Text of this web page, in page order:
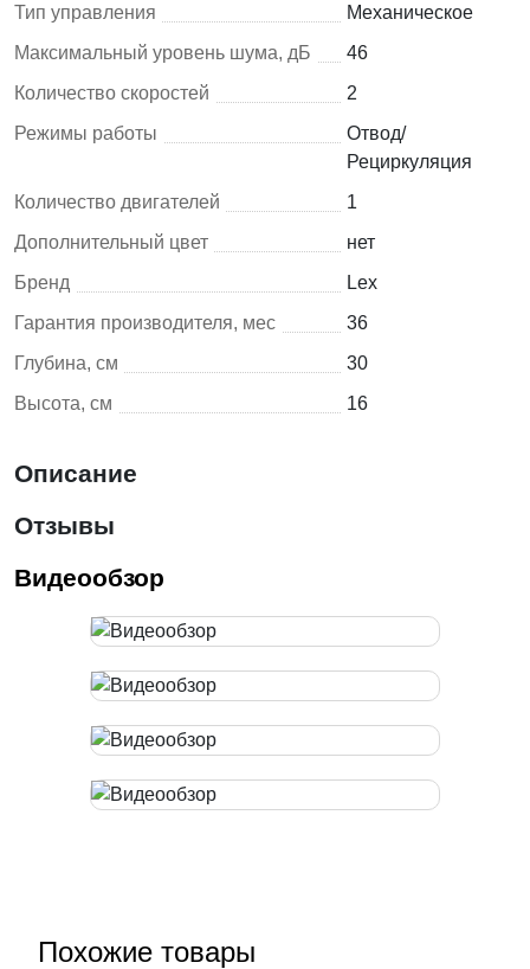
Тип управления
Механическое
Максимальный уровень шума, дБ
46
Количество скоростей
2
Режимы работы
Отвод/
Рециркуляция
Количество двигателей
1
Дополнительный цвет
нет
Бренд
Lex
Гарантия производителя, мес
36
Глубина, см
30
Высота, см
16
Описание
Отзывы
Видеообзор
Похожие товары